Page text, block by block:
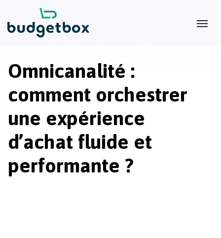
Omnicanalité :
comment orchestrer
une expérience
d’achat fluide et
performante ?